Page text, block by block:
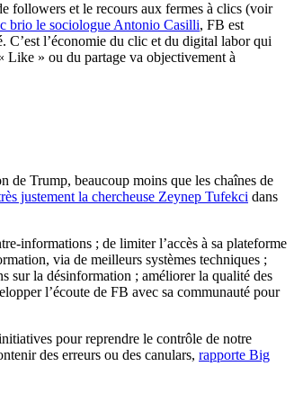
followers et le recours aux fermes à clics (voir
brio le sociologue Antonio Casilli, FB est
C’est l’économie du clic et du digital labor qui
Like » ou du partage va objectivement à
de Trump, beaucoup moins que les chaînes de
justement la chercheuse Zeynep Tufekci dans
informations ; de limiter l’accès à sa plateforme
via de meilleurs systèmes techniques ;
sur la désinformation ; améliorer la qualité des
l’écoute de FB avec sa communauté pour
pour reprendre le contrôle de notre
des erreurs ou des canulars, rapporte Big